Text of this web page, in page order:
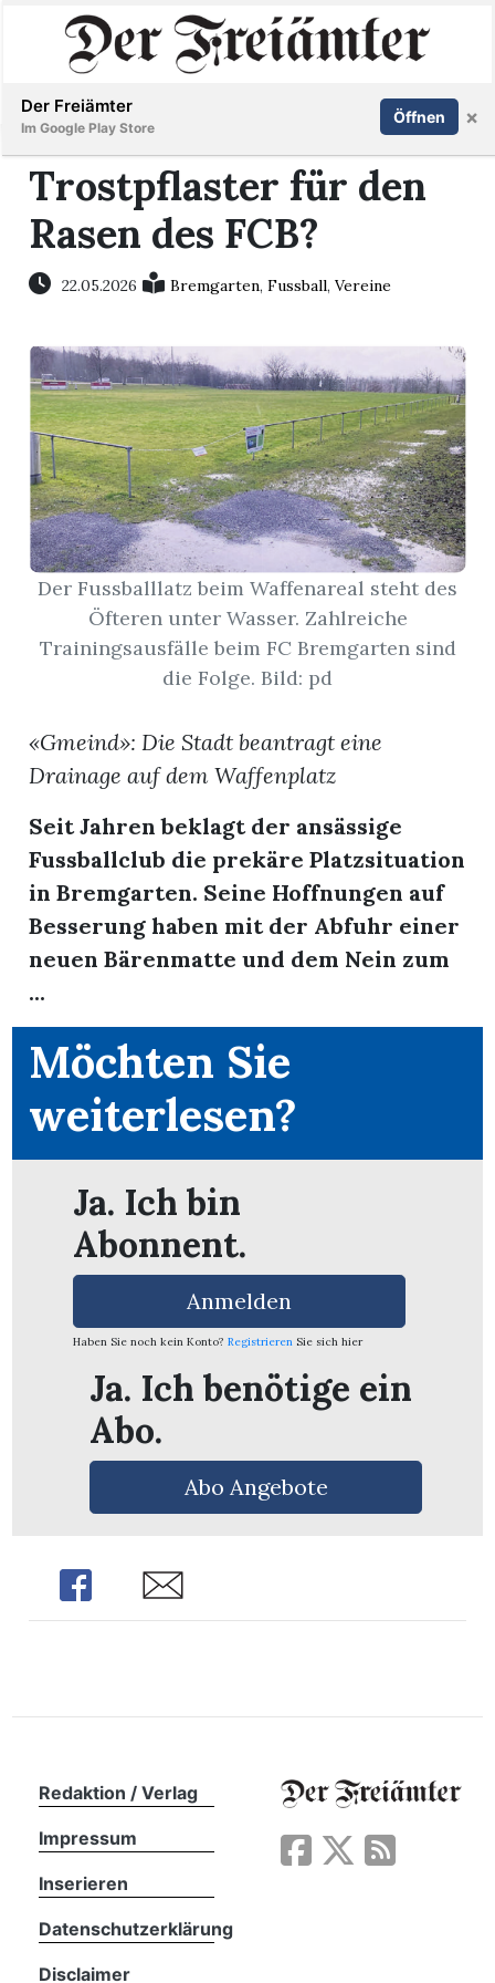
Immobilien
Veranstaltungen
Stellen
E-
Paper
Newsletter
App
Inserieren Abonnieren Anmelden
Trostpflaster für den
Rasen des FCB?
22.05.2026 Bremgarten,Fussball,Vereine
Der Fussballlatz beim Waffenareal steht des
Öfteren unter Wasser. Zahlreiche
Trainingsausfälle beim FC Bremgarten sind
die Folge. Bild: pd
«Gmeind»: Die Stadt beantragt eine
Drainage auf dem Waffenplatz
Seit Jahren beklagt der ansässige
Fussballclub die prekäre Platzsituation
in Bremgarten. Seine Hoffnungen auf
Besserung haben mit der Abfuhr einer
neuen Bärenmatte und dem Nein zum
...
Möchten Sie
weiterlesen?
Ja. Ich bin
Abonnent.
Anmelden
Haben Sie noch kein Konto? Registrieren Sie sich hier
Ja. Ich benötige ein
Abo.
Abo Angebote
Share Share
Redaktion / Verlag
Impressum
Inserieren
Datenschutzerklärung
Disclaimer
Der Freiämter
Im Google Play Store
Öffnen ×